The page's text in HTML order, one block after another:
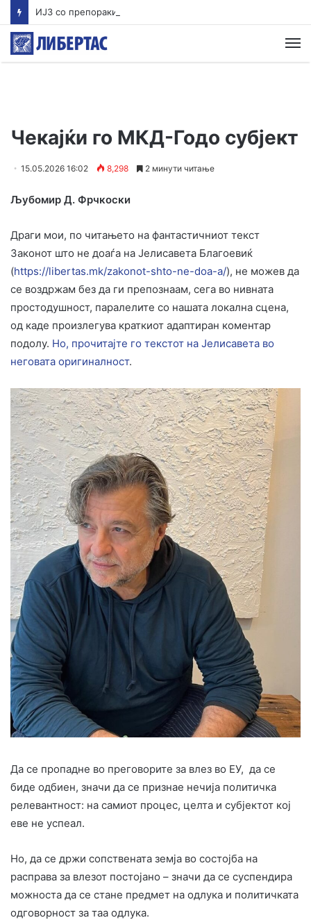
Чекајќи го МКД-Годо субјект
15.05.2026 16:02 8,298 2 минути читање
Љубомир Д. Фрчкоски
Драги мои, по читањето на фантастичниот текст
Законот што не доаѓа на Јелисавета Благоевиќ
(https://libertas.mk/zakonot-shto-ne-doa-a/), не можев да
се воздржам без да ги препознаам, сега во нивната
простодушност, паралелите со нашата локална сцена,
од каде произлегува краткиот адаптиран коментар
подолу. Но, прочитајте го текстот на Јелисавета во
неговата оригиналност.
Да се пропадне во преговорите за влез во ЕУ, да се
биде одбиен, значи да се признае нечија политичка
релевантност: на самиот процес, целта и субјектот кој
еве не успеал.
Но, да се држи сопствената земја во состојба на
расправа за влезот постојано – значи да се суспендира
можноста да се стане предмет на одлука и политичката
одговорност за таа одлука.